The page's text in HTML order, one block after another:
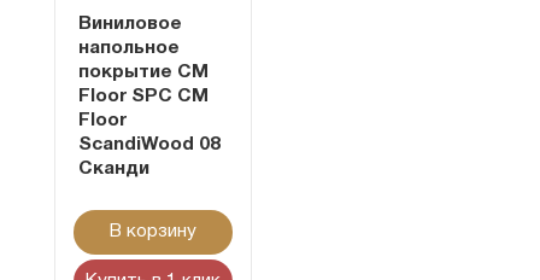
Виниловое
напольное
покрытие CM
Floor SPC CM
Floor
ScandiWood 08
Сканди
В корзину